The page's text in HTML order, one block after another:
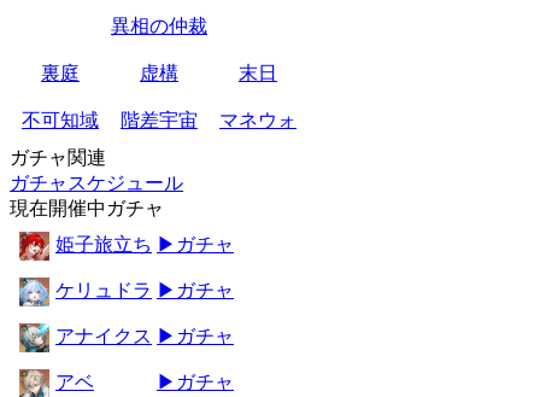
異相の仲裁
裏庭 虚構 末日
不可知域 階差宇宙
マネウォ
ガチャ関連
ガチャスケジュール
現在開催中ガチャ
姫子旅立ち ▶ガチャ
ケリュドラ ▶ガチャ
アナイクス ▶ガチャ
アベ ▶ガチャ